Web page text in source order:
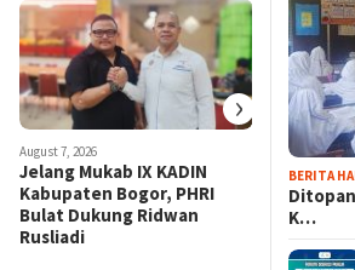
August 7, 2026
Jelang Mukab IX KADIN
Kabupaten Bogor, PHRI
Bulat Dukung Ridwan
Rusliadi
August 7, 2026
“Kita
›
BERITA
K…